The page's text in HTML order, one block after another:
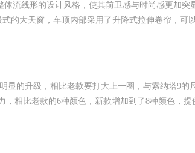
流线形的设计风格，使其前卫感与时尚感更加突
的大天窗，车顶内部采用了升降式拉伸卷帘，可
显的升级，相比老款要打大上一圈，与索纳塔9的
相比老款的6种颜色，新款增加到了8种颜色，提